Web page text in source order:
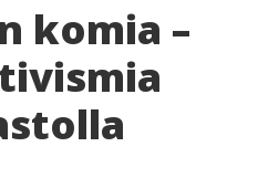
komia –